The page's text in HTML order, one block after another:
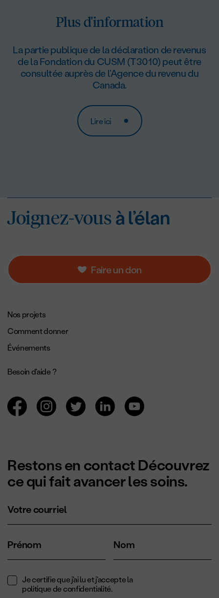
Plus d'information
La partie publique de la déclaration de revenus
de la Fondation du CUSM (T3010) peut être
consultée auprès de l’Agence du revenu du
Canada.
Lire ici
Faire un don
Joignez-vousà
Joignez-vousà l’élan
Navigation de pied de page.
Nos projets
Comment donner
Événements
Besoin d'aide ?
Navigation des réseaux sociaux.
Restons en contact Découvrez
ce qui fait avancer les soins.
Votre courriel
Prénom Nom
Je certifie que j'ai lu et j'accepte la
politique de confidentialité.